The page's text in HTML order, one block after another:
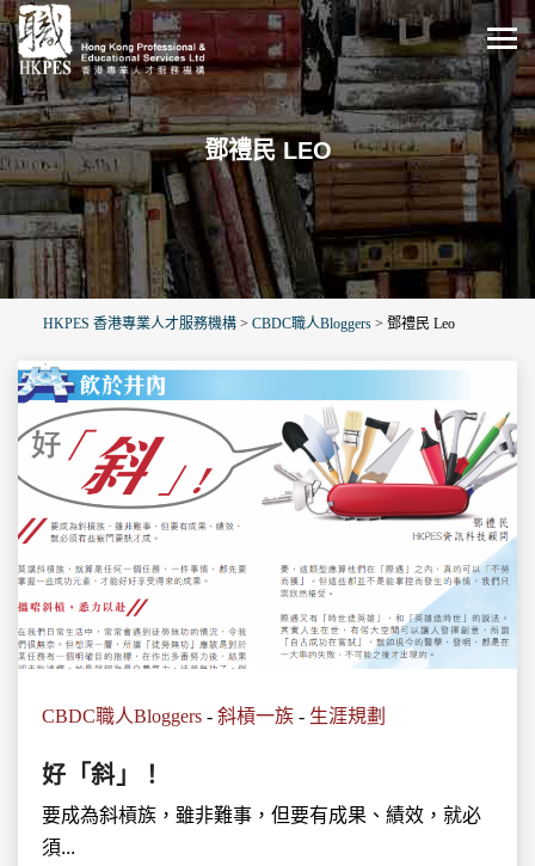
鄧禮民 LEO
HKPES 香港專業人才服務機構 > CBDC職人Bloggers > 鄧禮民 Leo
CBDC職人Bloggers - 斜槓一族 - 生涯規劃
好「斜」！
要成為斜槓族，雖非難事，但要有成果、績效，就必
須...